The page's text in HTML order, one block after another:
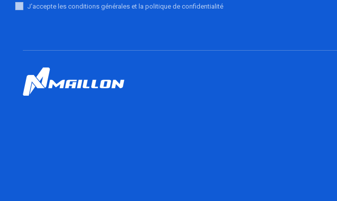
J'accepte les conditions générales et la politique de confidentialité